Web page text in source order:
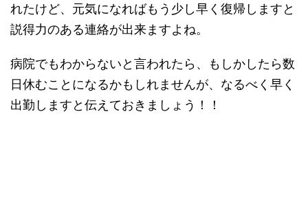
れたけど、元気になればもう少し早く復帰しますと
説得力のある連絡が出来ますよね。
病院でもわからないと言われたら、もしかしたら数
日休むことになるかもしれませんが、なるべく早く
出勤しますと伝えておきましょう！！